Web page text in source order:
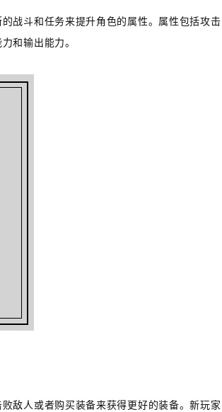
战斗和任务来提升角色的属性。属性包括攻击
和输出能力。
敌人或者购买装备来获得更好的装备。新玩家